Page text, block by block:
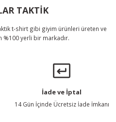
olmalı.
TAKTİK
t-shirt gibi giyim ürünleri üreten ve
%100 yerli bir markadır.
İade ve İptal
14 Gün İçinde Ücretsiz İade İmkanı